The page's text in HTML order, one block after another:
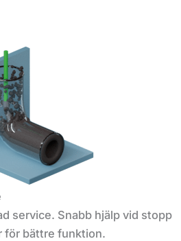
service. Snabb hjälp vid stopp
för bättre funktion.